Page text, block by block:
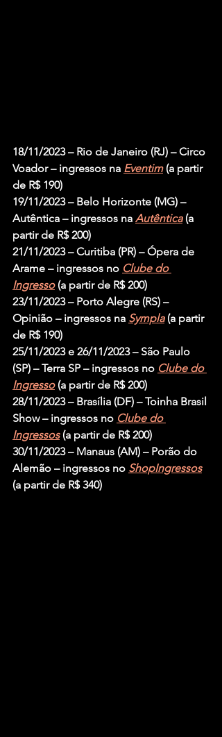
18/11/2023 – Rio de Janeiro (RJ) – Circo
Voador – ingressos na Eventim (a partir
de R$ 190)
19/11/2023 – Belo Horizonte (MG) –
Autêntica – ingressos na Autêntica (a
partir de R$ 200)
21/11/2023 – Curitiba (PR) – Ópera de
Arame – ingressos no Clube do
Ingresso (a partir de R$ 200)
23/11/2023 – Porto Alegre (RS) –
Opinião – ingressos na Sympla (a partir
de R$ 190)
25/11/2023 e 26/11/2023 – São Paulo
(SP) – Terra SP – ingressos no Clube do
Ingresso (a partir de R$ 200)
28/11/2023 – Brasília (DF) – Toinha Brasil
Show – ingressos no Clube do
Ingressos (a partir de R$ 200)
30/11/2023 – Manaus (AM) – Porão do
Alemão – ingressos no ShopIngressos
(a partir de R$ 340)